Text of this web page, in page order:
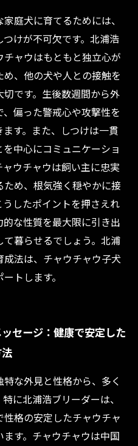
庭犬に育てるためには、
けが不可欠です。北浦浩
ャウはもともと独立心が
、他の犬や人との接触を
です。生後数週間から外
偏った警戒心や攻撃性を
す。また、しつけは一貫
中心にコミュニケーショ
ウチャウは飼い主に忠実
め、根気強く穏やかに接
したポイントを押さえれ
な性質を最大限に引き出
暮らせるでしょう。北浦
法は、チャウチャウ子犬
トします。
セージ：健康で安定した
な外見と性格から、多く
に北浦浩ブリーダーは、
格の安定したチャウチャ
す。チャウチャウは中国